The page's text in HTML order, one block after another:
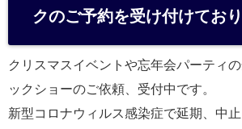
クのご予約を受け付けており
クリスマスイベントや忘年会パーティ
ックショーのご依頼、受付中です。
新型コロナウィルス感染症で延期、中